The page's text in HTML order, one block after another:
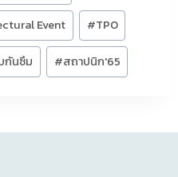
Event #TPO
กันซึม #สถาปนิก'65